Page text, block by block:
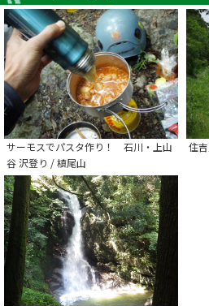
サーモスでパスタ作り！ 石川・上山
谷 沢登り / 槙尾山
住